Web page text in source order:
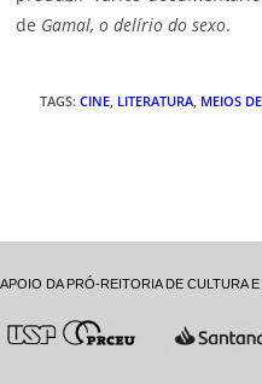
de Gamal, o delírio do sexo.
TAGS:CINE, LITERATURA, MEIOS
APOIO DA PRÓ-REITORIA DE CULTURA